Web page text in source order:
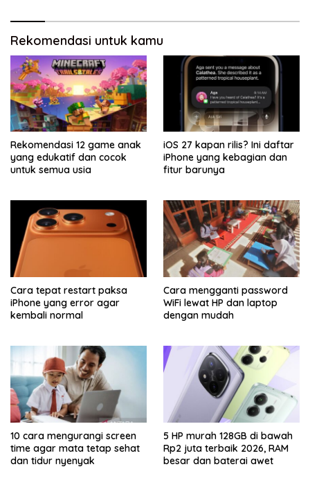
Rekomendasi untuk kamu
Rekomendasi 12 game anak
yang edukatif dan cocok
untuk semua usia
iOS 27 kapan rilis? Ini daftar
iPhone yang kebagian dan
fitur barunya
Cara tepat restart paksa
iPhone yang error agar
kembali normal
Cara mengganti password
WiFi lewat HP dan laptop
dengan mudah
10 cara mengurangi screen
time agar mata tetap sehat
dan tidur nyenyak
5 HP murah 128GB di bawah
Rp2 juta terbaik 2026, RAM
besar dan baterai awet